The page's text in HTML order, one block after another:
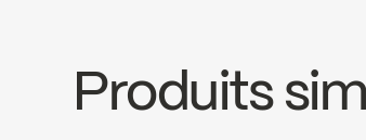
Produits